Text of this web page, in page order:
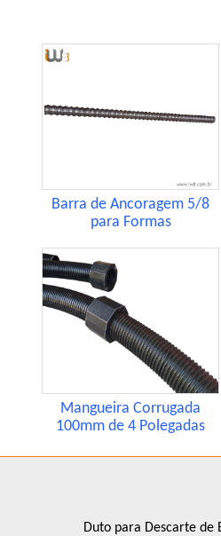
Barra de Ancoragem 5/8
para Formas
Mangueira Corrugada
100mm de 4 Polegadas
Duto para Descarte de